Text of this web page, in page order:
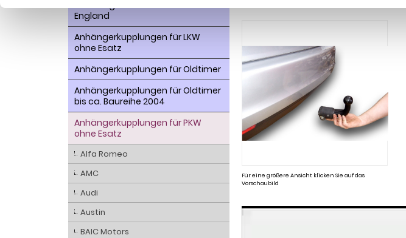
Für eine größere Ansicht klicken Sie auf das
Vorschaubild
Fahrzeuge aus den USA Canada
England
Anhängerkupplungen für LKW
ohne Esatz
Anhängerkupplungen für Oldtimer
Anhängerkupplungen für Oldtimer
bis ca. Baureihe 2004
Anhängerkupplungen für PKW
ohne Esatz
Alfa Romeo
AMC
Audi
Austin
BAIC Motors